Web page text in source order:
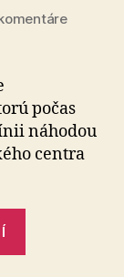
na
pomôcť
počas
náhodou
cen­tra